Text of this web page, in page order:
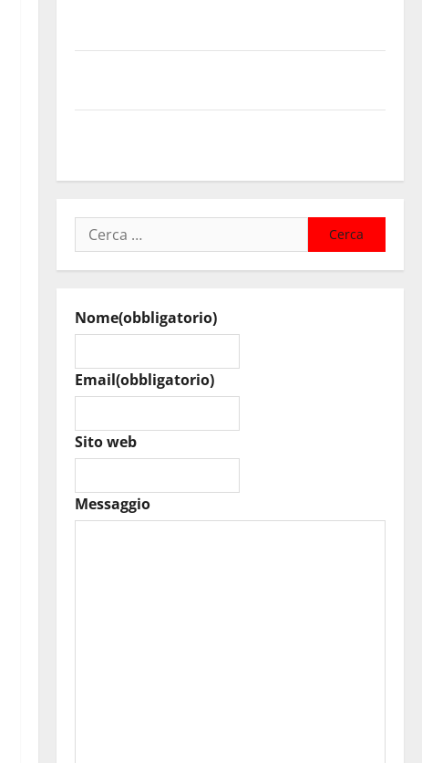
Ricerca
per:
Nome(obbligatorio)
Email(obbligatorio)
Sito web
Messaggio